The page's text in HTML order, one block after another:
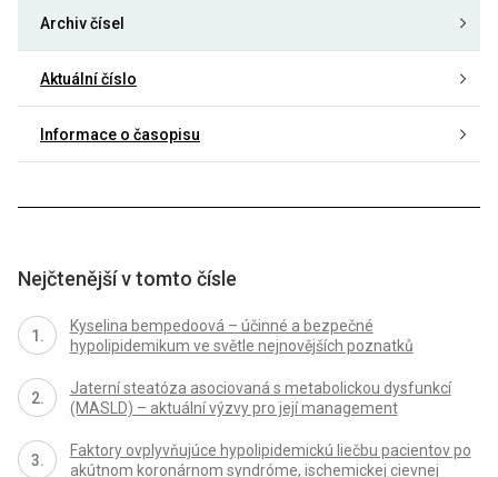
Archiv čísel
Aktuální číslo
Informace o časopisu
Nejčtenější v tomto čísle
Kyselina bempedoová – účinné a bezpečné
hypolipidemikum ve světle nejnovějších poznatků
Jaterní steatóza asociovaná s metabolickou dysfunkcí
(MASLD) – aktuální výzvy pro její management
Faktory ovplyvňujúce hypolipidemickú liečbu pacientov po
akútnom koronárnom syndróme, ischemickej cievnej